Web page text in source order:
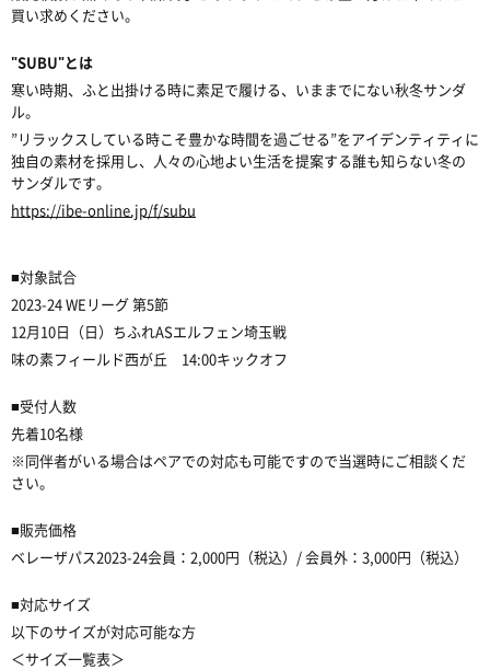
買い求めください。
"SUBU"とは
寒い時期、ふと出掛ける時に素足で履ける、いままでにない秋冬サンダ
ル。
”リラックスしている時こそ豊かな時間を過ごせる”をアイデンティティに
独自の素材を採用し、人々の心地よい生活を提案する誰も知らない冬の
サンダルです。
https://ibe-online.jp/f/subu
■対象試合
2023-24 WEリーグ 第5節
12月10日（日） ちふれASエルフェン埼玉戦
味の素フィールド西が丘 14:00キックオフ
■受付人数
先着10名様
※同伴者がいる場合はペアでの対応も可能ですので当選時にご相談くだ
さい。
■販売価格
ベレーザパス2023-24会員：2,000円（税込）/ 会員外：3,000円（税込）
■対応サイズ
以下のサイズが対応可能な方
＜サイズ一覧表＞